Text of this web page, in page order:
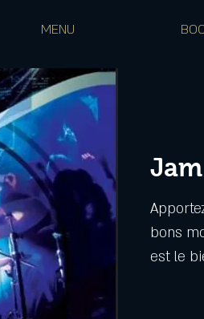
MENU
bons
est le